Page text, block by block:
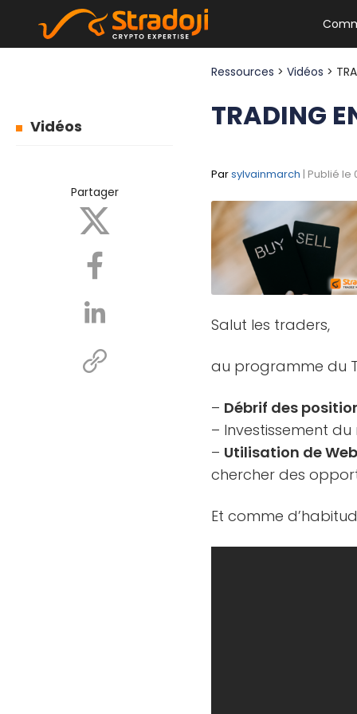
Vidéos
Partager
Ressources >Vidéos >
TRADING
Parsylvainmarch | Publié le
Salut les traders,
au programme du
– Débrif des
– Investissement
– Utilisation de
chercher des
Et comme